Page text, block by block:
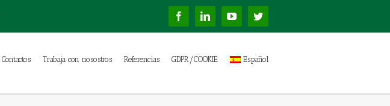
FacebookLinkedinYouTubeTwitter
Contactos Trabaja con nosostros Referencias GDPR/COOKIE Español